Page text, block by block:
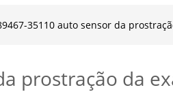
35110 auto sensor da
prostração da